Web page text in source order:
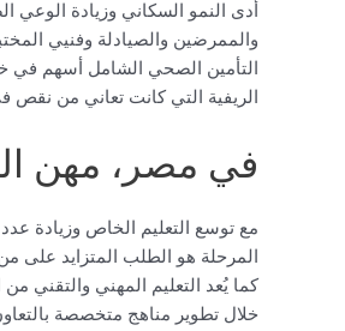
أدى النمو السكاني وزيادة الوعي
والممرضين والصيادلة وفنيي
التأمين الصحي الشامل أسهم في
الريفية التي كانت تعاني من نقص
في مصر، مهن
مع توسع التعليم الخاص وزيادة
المرحلة هو الطلب المتزايد على
كما يُعد التعليم المهني والتقني
خلال تطوير مناهج متخصصة